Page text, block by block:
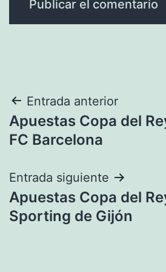
Navegación
de
Entrada anterior
Apuestas Copa del
FC Barcelona
Entrada siguiente
Apuestas Copa del
Sporting de Gijón